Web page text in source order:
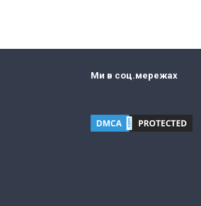
Ми в соц.мережах